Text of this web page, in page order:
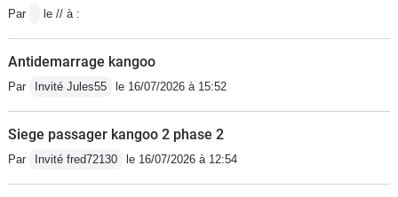
Par le // à :
Antidemarrage kangoo
Par Invité Jules55 le 16/07/2026 à 15:52
Siege passager kangoo 2 phase 2
Par Invité fred72130 le 16/07/2026 à 12:54